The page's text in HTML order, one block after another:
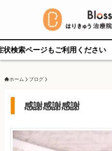
ージもご利用ください
ホーム ブログ
感謝感謝感謝